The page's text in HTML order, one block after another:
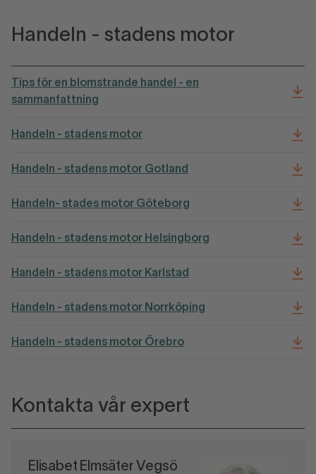
Handeln - stadens motor
Tips för en blomstrande handel - en
sammanfattning
Handeln - stadens motor
Handeln - stadens motor Gotland
Handeln- stades motor Göteborg
Handeln - stadens motor Helsingborg
Handeln - stadens motor Karlstad
Handeln - stadens motor Norrköping
Handeln - stadens motor Örebro
Kontakta vår expert
Elisabet Elmsäter Vegsö